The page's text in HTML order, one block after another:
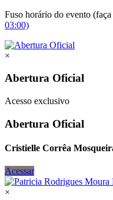
Fuso horário do evento
03:00)
×
Abertura Oficial
Acesso exclusivo
Abertura Oficial
Cristielle Corrêa
Acessar
×